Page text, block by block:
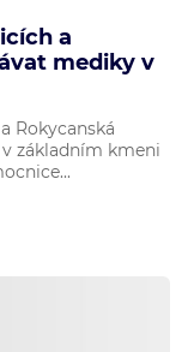
a
mediky v
Rokycanská
základním kmeni